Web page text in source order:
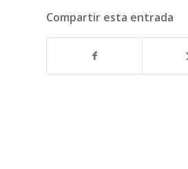
Compartir esta entrada